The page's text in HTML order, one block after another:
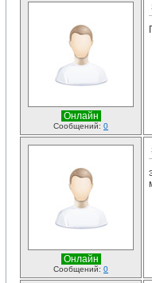
Онлайн
Сообщений: 0
Онлайн
Сообщений: 0